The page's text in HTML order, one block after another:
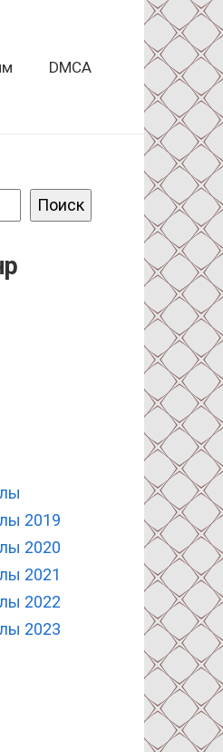
DMCA
Поиск
2019
2020
2021
2022
2023